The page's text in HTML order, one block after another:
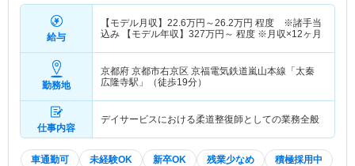
給与
【モデル月収】 22.6万円～26.2万円 程度 ※諸手当
込み 【モデル年収】 327万円～ 程度 ※月収×12ヶ月
勤務地
京都府 京都市右京区 京福電気鉄道嵐山本線「太秦
広隆寺駅」（徒歩19分）
仕事内容
デイサービスにおける柔道整復師としての業務全般
車通勤可 未経験OK 新卒OK 残業少なめ 積極採用中